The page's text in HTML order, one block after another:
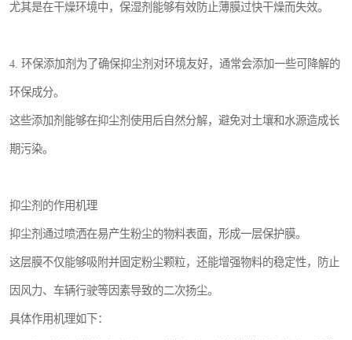
尤其是在干燥环境中，保湿剂能够有效防止薄膜过快干燥而失效。
4. 环保添加剂为了确保抑尘剂对环境友好，通常会添加一些可降解的
环保成分。
这些添加剂能够在抑尘剂使用后自然分解，避免对土壤和水源造成长
期污染。
抑尘剂的作用机理
抑尘剂通过喷洒在易产生粉尘的物料表面，形成一层保护膜。
这层膜不仅能够吸附并固定粉尘颗粒，还能增强物料的稳定性，防止
因风力、车辆行驶等因素导致的二次扬尘。
具体作用机理如下：